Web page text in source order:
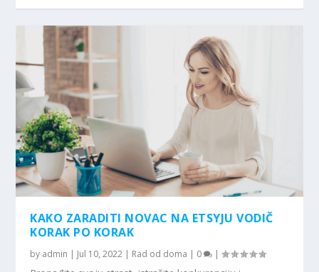
KAKO ZARADITI NOVAC NA ETSYJU VODIČ
KORAK PO KORAK
by admin | Jul 10, 2022 | Rad od doma | 0 |